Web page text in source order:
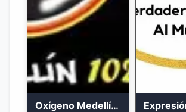
Oxígeno Medellín 90.9 FM en vivo